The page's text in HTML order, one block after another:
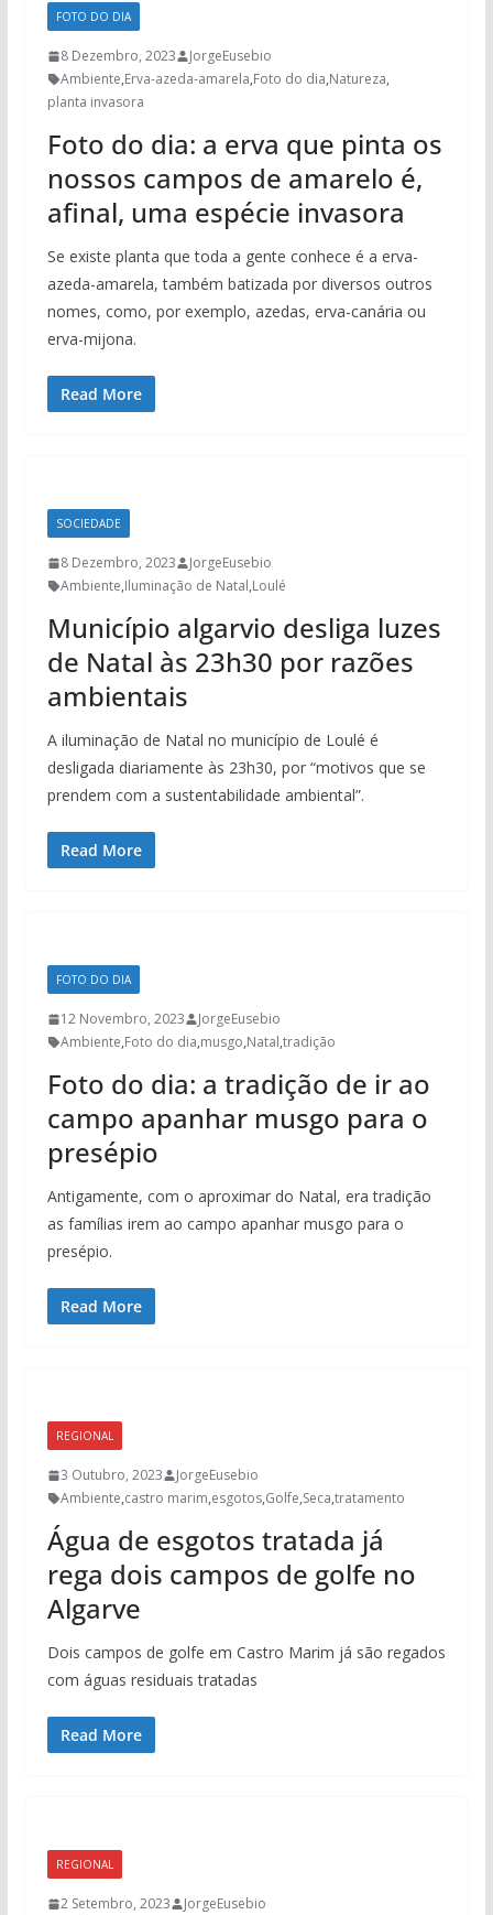
FOTO DO DIA
8 Dezembro, 2023
JorgeEusebio
Ambiente,Erva-azeda-amarela,Foto do dia,Natureza,
planta invasora
Foto do dia: a erva que pinta os
nossos campos de amarelo é,
afinal, uma espécie invasora
Se existe planta que toda a gente conhece é a erva-
azeda-amarela, também batizada por diversos outros
nomes, como, por exemplo, azedas, erva-canária ou
erva-mijona.
Read More
SOCIEDADE
8 Dezembro, 2023
JorgeEusebio
Ambiente,Iluminação de Natal,Loulé
Município algarvio desliga luzes
de Natal às 23h30 por razões
ambientais
A iluminação de Natal no município de Loulé é
desligada diariamente às 23h30, por “motivos que se
prendem com a sustentabilidade ambiental”.
Read More
FOTO DO DIA
12 Novembro, 2023
JorgeEusebio
Ambiente,Foto do dia,musgo,Natal,tradição
Foto do dia: a tradição de ir ao
campo apanhar musgo para o
presépio
Antigamente, com o aproximar do Natal, era tradição
as famílias irem ao campo apanhar musgo para o
presépio.
Read More
REGIONAL
3 Outubro, 2023
JorgeEusebio
Ambiente,castro marim,esgotos,Golfe,Seca,tratamento
Água de esgotos tratada já
rega dois campos de golfe no
Algarve
Dois campos de golfe em Castro Marim já são regados
com águas residuais tratadas
Read More
REGIONAL
2 Setembro, 2023
JorgeEusebio